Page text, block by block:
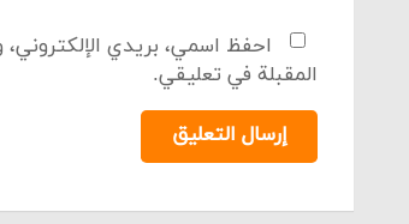
احفظ اسمي، بريدي الإلكتروني،
المقبلة في تعليقي.
إرسال التعليق